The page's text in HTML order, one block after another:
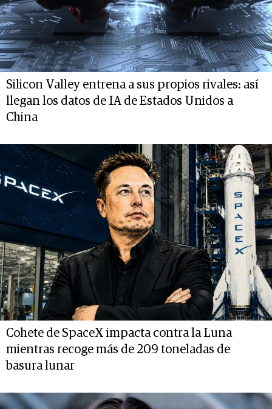
Silicon Valley entrena a sus propios rivales: así
llegan los datos de IA de Estados Unidos a
China
Cohete de SpaceX impacta contra la Luna
mientras recoge más de 209 toneladas de
basura lunar